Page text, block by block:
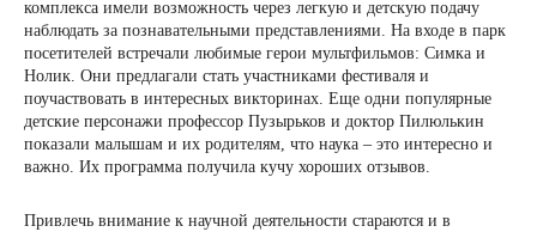
комплекса имели возможность через легкую и детскую подачу
наблюдать за познавательными представлениями. На входе в парк
посетителей встречали любимые герои мультфильмов: Симка и
Нолик. Они предлагали стать участниками фестиваля и
поучаствовать в интересных викторинах. Еще одни популярные
детские персонажи профессор Пузырьков и доктор Пилюлькин
показали малышам и их родителям, что наука – это интересно и
важно. Их программа получила кучу хороших отзывов.
Привлечь внимание к научной деятельности стараются и в